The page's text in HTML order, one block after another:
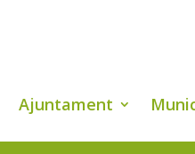
Ajuntament